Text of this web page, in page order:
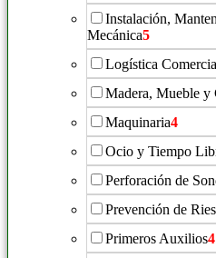
Instalación,
Mecánica5
Logística
Madera, Mueble y
Maquinaria4
Ocio y Tiempo
Perforación de
Prevención de
Primeros Auxilios4